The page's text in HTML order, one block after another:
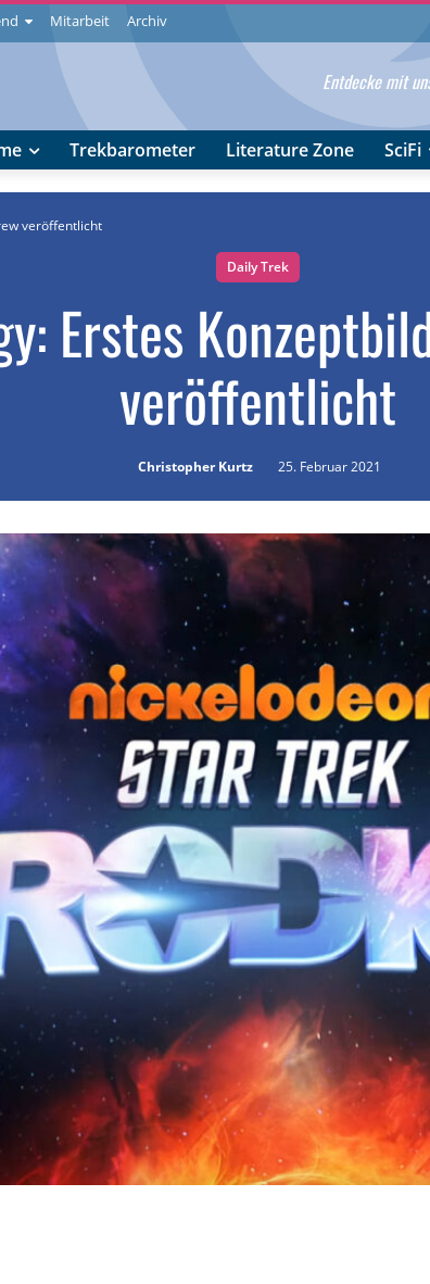
Mitarbeit Archiv
Entdecke mit
Trekbarometer Literature Zone SciFi
veröffentlicht
Daily Trek
Erstes
veröffentlicht
Christopher Kurtz 25. Februar 2021